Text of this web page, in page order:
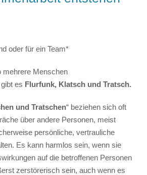
oder für ein Team*
mehrere Menschen
es Flurfunk, Klatsch und Tratsch.
und Tratschen“ beziehen sich oft
über andere Personen, meist
persönliche, vertrauliche
Es kann harmlos sein, wenn sie
auf die betroffenen Personen
zerstörerisch sein, auch wenn es